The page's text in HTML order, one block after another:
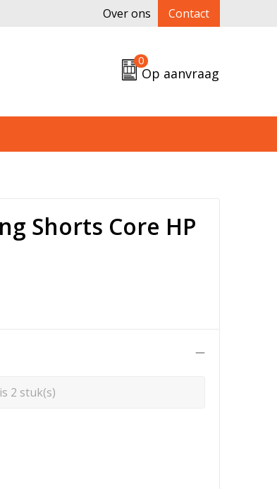
Over ons Contact
0
Op aanvraag
Shorts Core HP
2 stuk(s)